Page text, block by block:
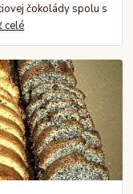
čokolády spolu s
celé